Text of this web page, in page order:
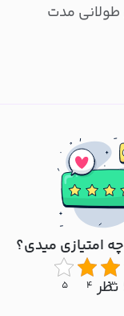
مدت
امتیازی میدی؟
۳ ۴ ۵